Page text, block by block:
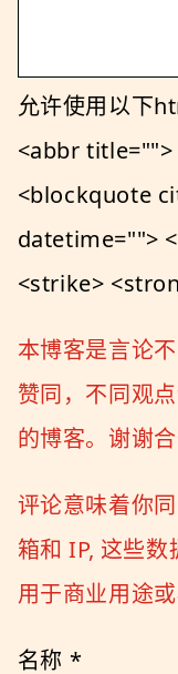
允许使用以下
<abbr
<blockquote
datetime="">
<strike>
本博客是言论
赞同，不同观
的博客。谢谢合
评论意味着你
箱和 IP, 这些
用于商业用途或
名称 *